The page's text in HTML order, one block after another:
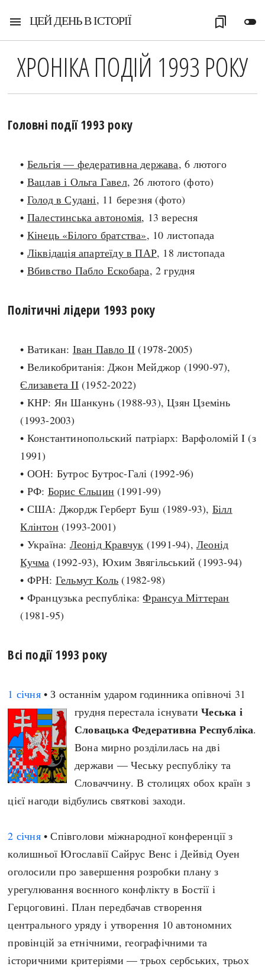
menu ЦЕЙ ДЕНЬ В ІСТОРІЇ toggle_off
bookmarks
СЬОГОДНІ
ЗАГОЛОВКИ
ПРАВИЛА ЖИТТЯ
ВИ (НЕ) ЗНАЛИ
ПОДКАСТИ
КАРТИ
НОТА БЕНЕ
ФОТОІСТОРІЇ
ПРЯМА МОВА
Рубрики
Авіація і космонавтика
Архітектура і будівництво
Битви і війни
Катастрофи
Кримінал
Культура і мистецтво
Наука, освіта і техніка
Релігія
Розваги і дозвілля
Спорт
Чудеса світу
Україна
Козацька доба
Українська революція
Україна радянська
Україна незалежна
Регіони
Азія
Америка
А(нта)рктика
Африка
Європа
Високе Середньовіччя
Пізнє Середньовіччя
Нова історія
Новітня історія
Наш час
Індекси
Популярні статті
Всі статті
Визначальні події
#Хештеги
Автори
ХРОНІКА ПОДІЙ 1993 РОКУ
Головні події 1993 року
• Бельгія — федеративна держава, 6 лютого
• Вацлав і Ольга Гавел, 26 лютого (фото)
• Голод в Судані, 11 березня (фото)
• Палестинська автономія, 13 вересня
• Кінець «Білого братства», 10 листопада
• Ліквідація апартеїду в ПАР, 18 листопада
• Вбивство Пабло Ескобара, 2 грудня
Політичні лідери 1993 року
• Ватикан: Іван Павло II (1978-2005)
• Великобританія: Джон Мейджор (1990-97),
Єлизавета II(1952-2022)
• КНР: Ян Шанкунь (1988-93), Цзян Цземінь
(1993-2003)
• Константинопольский патріарх: Варфоломій I (з
1991)
• ООН: Бутрос Бутрос-Галі (1992-96)
• РФ: Борис Єльцин (1991-99)
• США: Джордж Герберт Буш (1989-93), Білл
Клінтон (1993-2001)
• Україна: Леонід Кравчук (1991-94), Леонід
Кучма (1992-93), Юхим Звягільський (1993-94)
• ФРН: Гельмут Коль (1982-98)
• Французька республіка:Франсуа Міттеран
(1981-95)
Всі події 1993 року
1 січня• З останнім ударом годинника опівночі 31
грудня перестала існуватиЧеська і
Словацька Федеративна Республіка.
Вона мирно розділилась на дві
держави — Чеську республіку та
Словаччину. В столицях обох країн з
цієї нагоди відбулись святкові заходи.
2 січня• Співголови міжнародної конференції з
колишньої Югославії Сайрус Венс і Дейвід Оуен
оголосили про завершення розробки плану з
урегулювання воєнного конфлікту в Бостії і
Герцоговині. План передбачав створення
центрального уряду і утворення 10 автономних
провінцій за етнічними, географічними та
історичними критеріями — трьох сербських, трьох